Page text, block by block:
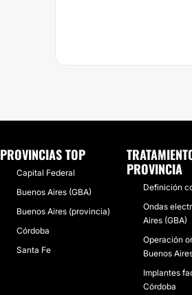
PROVINCIAS TOP
Capital Federal
Buenos Aires (GBA)
Buenos Aires (provincia)
Córdoba
Santa Fe
PROVINCIA
Definición
Ondas
Aires (GBA)
Operación
Buenos
Implantes
Córdoba